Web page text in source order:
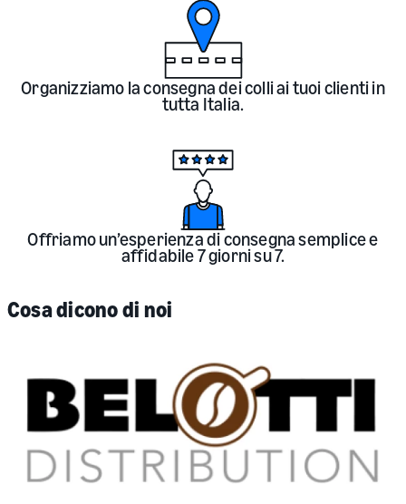
Organizziamo la consegna dei colli ai tuoi clienti in
tutta Italia.
Offriamo un’esperienza di consegna semplice e
affidabile 7 giorni su 7.
Cosa dicono di noi